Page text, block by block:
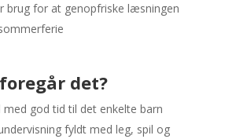
brug for at genopfriske læsningen
det?
med god tid til det enkelte barn
fyldt med leg, spil og